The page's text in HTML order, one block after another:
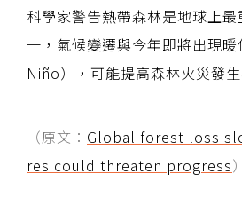
科學家警告熱帶森林是地球上
一，氣候變遷與今年即將出現
Niño），可能提高森林火災發生
（原文： Global forest loss
res could threaten progress）